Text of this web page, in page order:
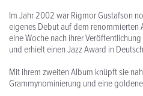
Im Jahr 2002 war Rigmor Gustafson
eigenes Debut auf dem renommierten
eine Woche nach ihrer
und erhielt einen Jazz Award in
Mit ihrem zweiten Album knüpft sie
Grammynominierung und eine